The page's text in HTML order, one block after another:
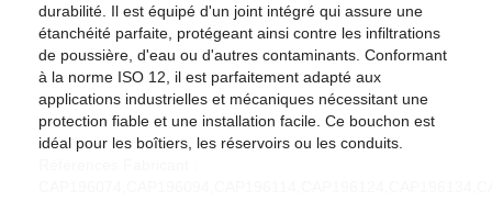
durabilité. Il est équipé d'un joint intégré qui assure une
étanchéité parfaite, protégeant ainsi contre les infiltrations
de poussière, d'eau ou d'autres contaminants. Conformant
à la norme ISO 12, il est parfaitement adapté aux
applications industrielles et mécaniques nécessitant une
protection fiable et une installation facile. Ce bouchon est
idéal pour les boîtiers, les réservoirs ou les conduits.